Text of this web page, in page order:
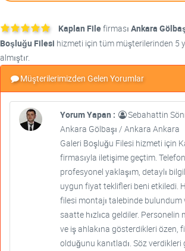
Kaplan Filefirması Ankara
Boşluğu Filesi hizmeti için tüm müşterilerinden 5
almıştır.
Müşterilerimizden Gelen Yorumlar
Yorum Yapan :
Sebahattin
Ankara Gölbaşı / Ankara Ankara
Galeri Boşluğu Filesi hizmeti için
firmasıyla iletişime geçtim.
profesyonel yaklaşım, detaylı
uygun fiyat teklifleri beni etkiledi.
filesi montajı talebinde bulundum
saatte hızlıca geldiler. Personelin
ve iş ahlakına gösterdikleri özen,
olduğunu kanıtladı. Söz verdikleri